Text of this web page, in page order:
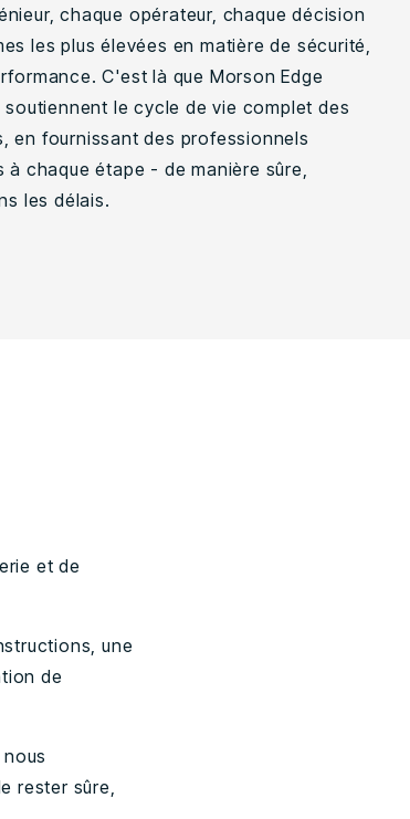
chaque opérateur, chaque décision
les plus élevées en matière de sécurité,
C'est là que Morson Edge
le cycle de vie complet des
en fournissant des professionnels
chaque étape - de manière sûre,
les délais.
et de
une
de
rester sûre,